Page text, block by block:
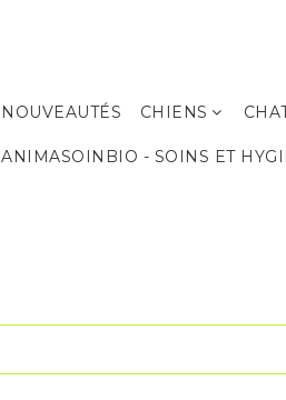
NOUVEAUTÉS CHIENS
ANIMASOINBIO - SOINS ET